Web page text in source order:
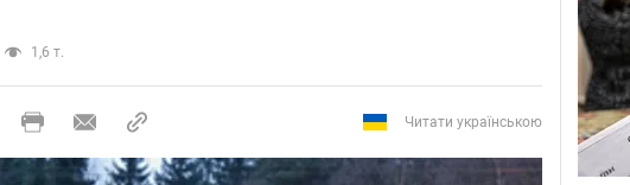
1,6 т.
Читати українською